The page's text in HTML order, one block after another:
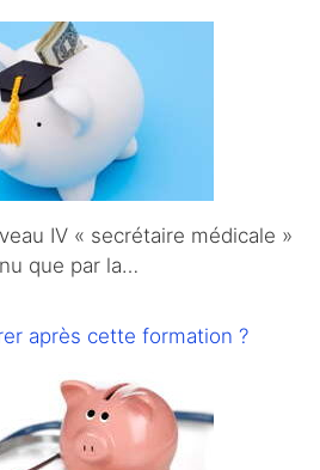
IV « secrétaire médicale »
que par la…
après cette formation ?